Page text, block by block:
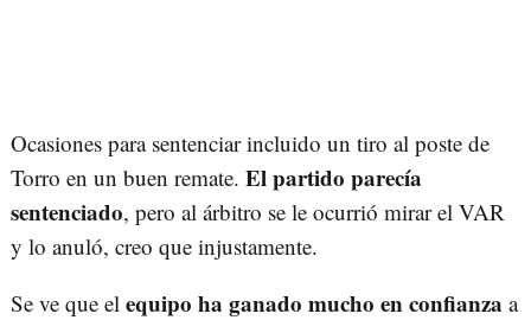
Ocasiones para sentenciar incluido un tiro al poste de
Torro en un buen remate. El partido parecía
sentenciado, pero al árbitro se le ocurrió mirar el VAR
y lo anuló, creo que injustamente.
Se ve que el equipo ha ganado mucho en confianza a